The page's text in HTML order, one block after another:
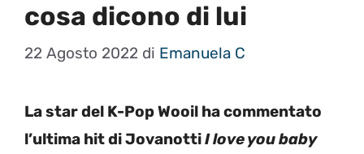
cosa dicono di lui
22 Agosto 2022 di Emanuela C
La star del K-Pop Wooil ha commentato
l’ultima hit di JovanottiI love you baby